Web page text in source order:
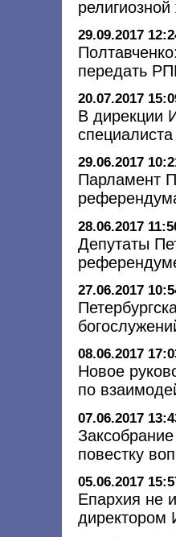
29.09.2017
передать
20.07.2017
В дирекции
29.06.2017
Парламент
28.06.2017
Депутаты
27.06.2017
08.06.2017
Новое
по
07.06.2017
повестку
05.06.2017
Епархия не
директором